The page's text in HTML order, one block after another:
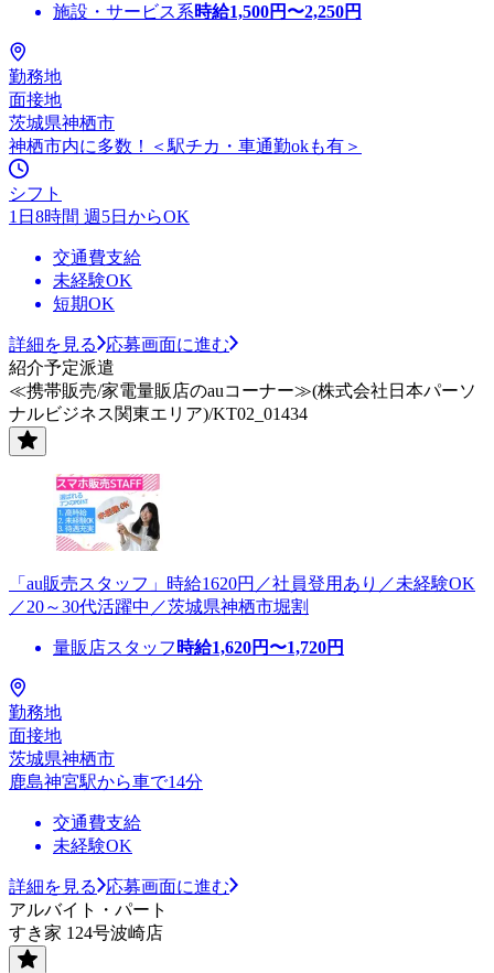
施設・サービス系時給1,500円〜2,250円
勤務地
面接地
茨城県神栖市
神栖市内に多数！＜駅チカ・車通勤okも有＞
シフト
1日8時間 週5日からOK
交通費支給
未経験OK
短期OK
詳細を見る
応募画面に進む
紹介予定派遣
≪携帯販売/家電量販店のauコーナー≫(株式会社日本パーソ
ナルビジネス関東エリア)/KT02_01434
「au販売スタッフ」時給1620円／社員登用あり／未経験OK
／20～30代活躍中／茨城県神栖市堀割
量販店スタッフ 時給1,620円〜1,720円
勤務地
面接地
茨城県神栖市
鹿島神宮駅から車で14分
交通費支給
未経験OK
詳細を見る
応募画面に進む
アルバイト・パート
すき家 124号波崎店